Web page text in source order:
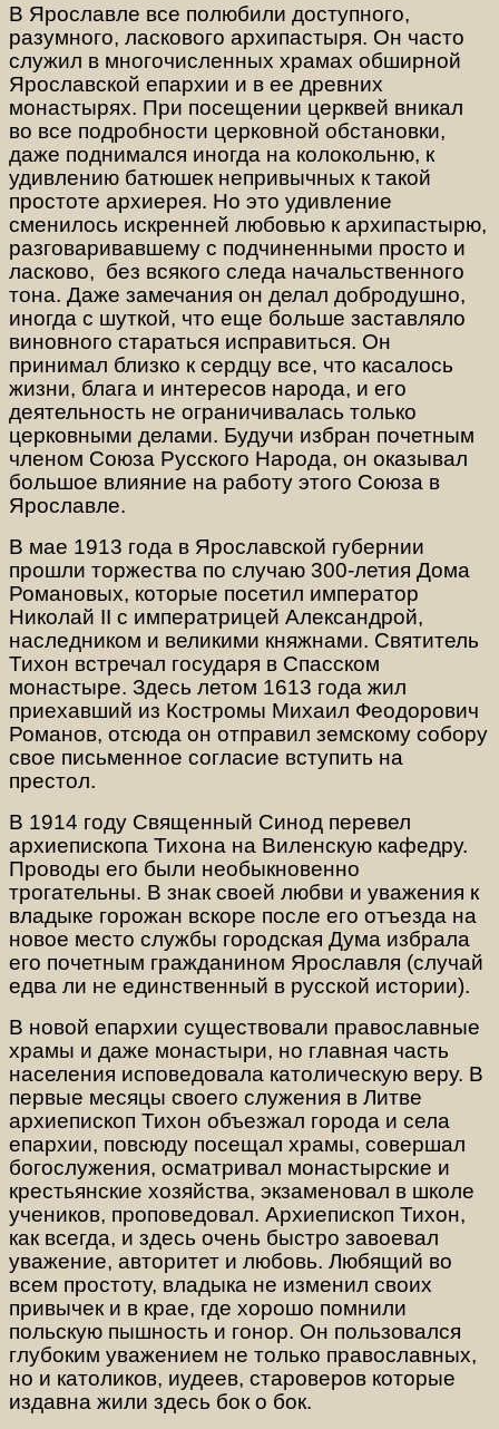
В Ярославле все полюбили доступного,
разумного, ласкового архипастыря. Он часто
служил в многочисленных храмах обширной
Ярославской епархии и в ее древних
монастырях. При посещении церквей вникал
во все подробности церковной обстановки,
даже поднимался иногда на колокольню, к
удивлению батюшек непривычных к такой
простоте архиерея. Но это удивление
сменилось искренней любовью к архипастырю,
разговаривавшему с подчиненными просто и
ласково, без всякого следа начальственного
тона. Даже замечания он делал добродушно,
иногда с шуткой, что еще больше заставляло
виновного стараться исправиться. Он
принимал близко к сердцу все, что касалось
жизни, блага и интересов народа, и его
деятельность не ограничивалась только
церковными делами. Будучи избран почетным
членом Союза Русского Народа, он оказывал
большое влияние на работу этого Союза в
Ярославле.
В мае 1913 года в Ярославской губернии
прошли торжества по случаю 300-летия Дома
Романовых, которые посетил император
Николай II с императрицей Александрой,
наследником и великими княжнами. Святитель
Тихон встречал государя в Спасском
монастыре. Здесь летом 1613 года жил
приехавший из Костромы Михаил Феодорович
Романов, отсюда он отправил земскому собору
свое письменное согласие вступить на
престол.
В 1914 году Священный Синод перевел
архиепископа Тихона на Виленскую кафедру.
Проводы его были необыкновенно
трогательны. В знак своей любви и уважения к
владыке горожан вскоре после его отъезда на
новое место службы городская Дума избрала
его почетным гражданином Ярославля (случай
едва ли не единственный в русской истории).
В новой епархии существовали православные
храмы и даже монастыри, но главная часть
населения исповедовала католическую веру. В
первые месяцы своего служения в Литве
архиепископ Тихон объезжал города и села
епархии, повсюду посещал храмы, совершал
богослужения, осматривал монастырские и
крестьянские хозяйства, экзаменовал в школе
учеников, проповедовал. Архиепископ Тихон,
как всегда, и здесь очень быстро завоевал
уважение, авторитет и любовь. Любящий во
всем простоту, владыка не изменил своих
привычек и в крае, где хорошо помнили
польскую пышность и гонор. Он пользовался
глубоким уважением не только православных,
но и католиков, иудеев, староверов которые
издавна жили здесь бок о бок.